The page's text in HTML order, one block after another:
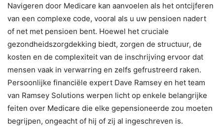
Navigeren door Medicare kan aanvoelen als het ontcijferen
van een complexe code, vooral als u uw pensioen nadert
of net met pensioen bent. Hoewel het cruciale
gezondheidszorgdekking biedt, zorgen de structuur, de
kosten en de complexiteit van de inschrijving ervoor dat
mensen vaak in verwarring en zelfs gefrustreerd raken.
Persoonlijke financiële expert Dave Ramsey en het team
van Ramsey Solutions werpen licht op enkele belangrijke
feiten over Medicare die elke gepensioneerde zou moeten
begrijpen, ongeacht of hij of zij al ingeschreven is.